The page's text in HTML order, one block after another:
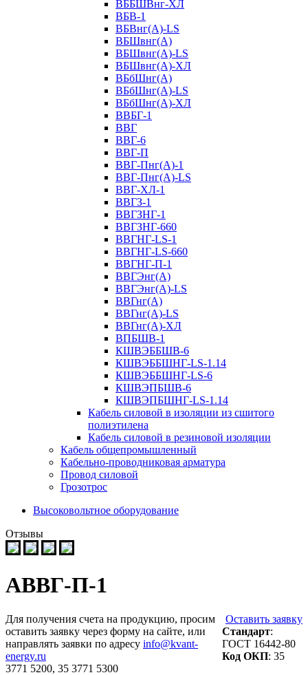
ВББШВнг-ХЛ
ВБВ-1
ВБВнг(А)-LS
ВБШвнг(А)
ВБШвнг(А)-LS
ВБШвнг(А)-ХЛ
ВБбШнг(А)
ВБбШнг(А)-LS
ВБбШнг(А)-ХЛ
ВВБГ-1
ВВГ
ВВГ-6
ВВГ-П
ВВГ-Пнг(А)-1
ВВГ-Пнг(А)-LS
ВВГ-ХЛ-1
ВВГЗ-1
ВВГЗНГ-1
ВВГЗНГ-660
ВВГНГ-LS-1
ВВГНГ-LS-660
ВВГНГ-П-1
ВВГЭнг(А)
ВВГЭнг(А)-LS
ВВГнг(А)
ВВГнг(А)-LS
ВВГнг(А)-ХЛ
ВПБШВ-1
КШВЭББШВ-6
КШВЭББШНГ-LS-1.14
КШВЭББШНГ-LS-6
КШВЭПБШВ-6
КШВЭПБШНГ-LS-1.14
Кабель силовой в изоляции из сшитого
полиэтилена
Кабель силовой в резиновой изоляции
Кабель общепромышленный
Кабельно-проводниковая арматура
Провод силовой
Грозотрос
Высоковольтное оборудование
Отзывы
АВВГ-П-1
Для получения счета на продукцию, просим
оставить заявку через форму на сайте, или
направлять заявки по адресу info@kvant-
energy.ru
Оставить заявку
Стандарт:
ГОСТ 16442-80
Код ОКП: 35
3771 5200, 35 3771 5300